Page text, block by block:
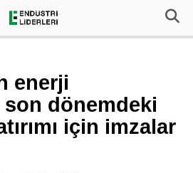
enerji
dönemdeki
için imzalar